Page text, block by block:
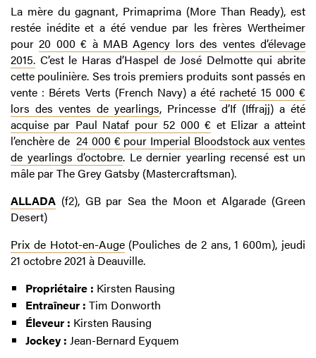
La mère du gagnant, Primaprima (More Than Ready), est
restée inédite et a été vendue par les frères Wertheimer
pour20 000 € à MAB Agency lors des ventes d’élevage
2015. C’est le Haras d’Haspel de José Delmotte qui abrite
cette poulinière. Ses trois premiers produits sont passés en
vente : Bérets Verts (French Navy) a été racheté 15 000 €
lors des ventes de yearlings, Princesse d’If (Iffrajj) a été
acquise par Paul Nataf pour 52 000 € et Elizar a atteint
l’enchère de24 000 € pour Imperial Bloodstock aux ventes
de yearlings d’octobre. Le dernier yearling recensé est un
mâle par The Grey Gatsby (Mastercraftsman).
ALLADA (f2), GB par Sea the Moon et Algarade (Green
Desert)
Prix de Hotot-en-Auge(Pouliches de 2 ans, 1 600m), jeudi
21 octobre 2021 à Deauville.
Propriétaire : Kirsten Rausing
Entraîneur : Tim Donworth
Éleveur : Kirsten Rausing
Jockey : Jean-Bernard Eyquem